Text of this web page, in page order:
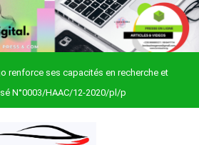
renforce ses capacités en recherche et
biotechnologie
N°0003/HAAC/12-2020/pl/p